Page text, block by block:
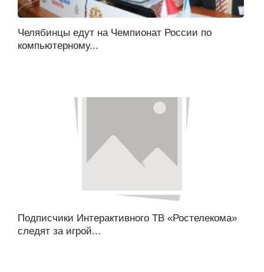
Челябинцы едут на Чемпионат России по
компьютерному...
Подписчики Интерактивного ТВ «Ростелекома»
следят за игрой...